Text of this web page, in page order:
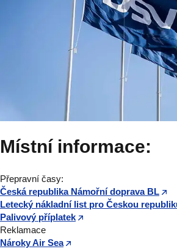
Místní informace:
Přepravní časy:
Česká republika Námořní doprava BL
Letecký nákladní list pro Českou
Palivový příplatek
Reklamace
Nároky Air Sea